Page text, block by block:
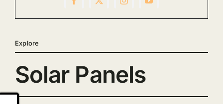
Explore
Solar Panels